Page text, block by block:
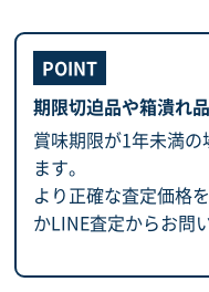
期限切迫品や箱潰れ
賞味期限が1年未満
ます。
より正確な査定価格
かLINE査定からお問